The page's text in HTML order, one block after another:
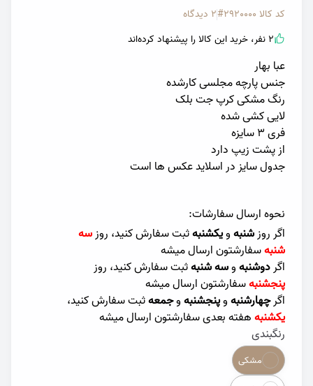
کد کالا 2920000# 2 دیدگاه
2 نفر، خرید این کالا را پیشنهاد کرده‌اند
عبا بهار
جنس پارچه مجلسی کارشده
رنگ مشکی کرپ جت بلک
لایی کشی شده
فری ۳ سایزه
از پشت زیپ دارد
جدول سایز در اسلاید عکس ها است
نحوه ارسال سفارشات:
اگر روزشنبهویکشنبهثبت سفارش کنید، روزسه
شنبهسفارشتون ارسال میشه
اگردوشنبهوسه شنبهثبت سفارش کنید، روز
پنجشنبهسفارشتون ارسال میشه
اگرچهارشنبهوپنجشنبهوجمعهثبت سفارش کنید،
یکشنبههفته بعدی سفارشتون ارسال میشه
رنگبندی
Colorمشکی